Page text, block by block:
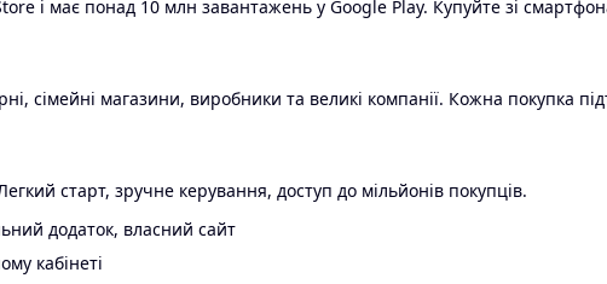
і має понад 10 млн завантажень у Google Play. Купуйте зі
сімейні магазини, виробники та великі компанії. Кожна покупка
старт, зручне керування, доступ до мільйонів покупців.
додаток, власний сайт
кабінеті